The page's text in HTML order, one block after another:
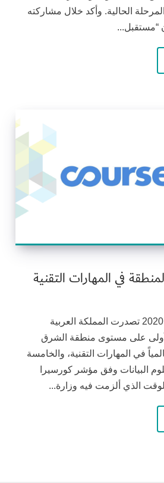
الحالية. وأكد خلال مشاركته
“مستقبل...
في المهارات التقنية
مجلة تحالف – 22 يوليو 2020 تصدرت المملكة العربية
على مستوى منطقة الشرق
وإفريقيا و28 عالمياً في المهارات التقنية، والخامسة
البيانات وفق مؤشر كورسيرا
الذي ألزمت فيه وزارة...